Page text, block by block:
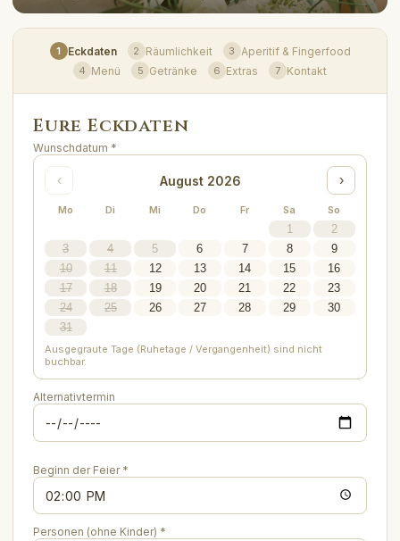
1 Eckdaten 2 Räumlichkeit 3 Aperitif & Fingerfood
4 Menü 5 Getränke 6 Extras 7 Kontakt
Eure Eckdaten
Wunschdatum *
‹ August 2026 ›
Mo Di Mi Do Fr Sa So
1
2
3
4 5 6 7 8
9
10
11 12 13 14 15
16
17
18 19 20 21 22
23
24
25 26 27 28 29
30
31
Ausgegraute Tage (Ruhetage / Vergangenheit) sind nicht
buchbar.
Alternativtermin
Beginn der Feier *
Personen (ohne Kinder) *